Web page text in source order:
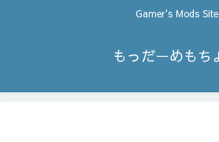
Gamer's Mods Site
もっだーめもち